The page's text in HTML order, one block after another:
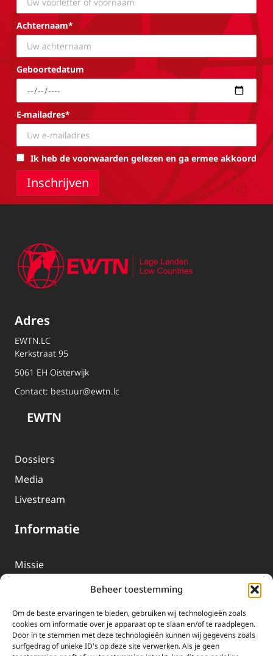
Beheer toestemming
Om de beste ervaringen te bieden, gebruiken wij technologieën zoals
cookies om informatie over je apparaat op te slaan en/of te raadplegen.
Door in te stemmen met deze technologieën kunnen wij gegevens zoals
surfgedrag of unieke ID's op deze site verwerken. Als je geen
Achternaam*
Geboortedatum
E-mailadres*
Ik heb de voorwaarden gelezen en ga ermee akkoord
Adres
EWTN.LC
Kerkstraat 95
5061 EH Oisterwijk
Contact: bestuur@ewtn.lc
EWTN
Dossiers
Media
Livestream
Informatie
Missie
EWTN-Team
Organisatiegegevens